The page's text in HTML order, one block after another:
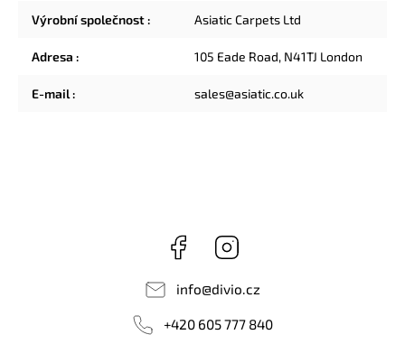
Výrobní společnost: Asiatic Carpets Ltd
Adresa : 105 Eade Road, N41TJ London
E-mail: sales@asiatic.co.uk
Facebook
info@divio.cz
+420 605 777 840